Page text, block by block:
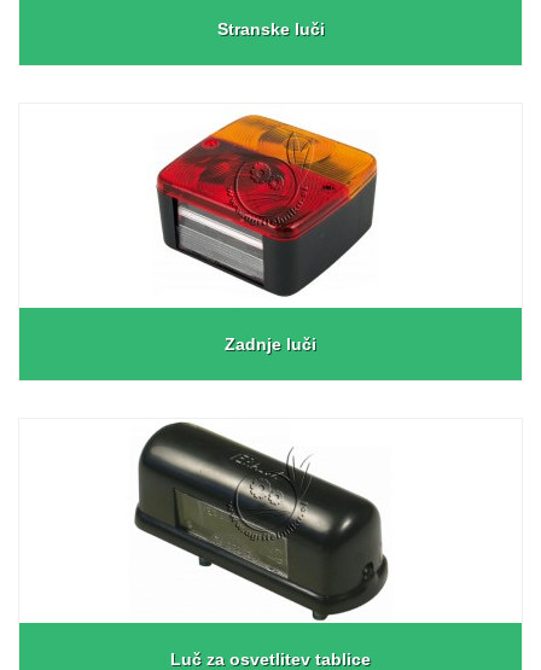
Stranske luči
Zadnje luči
Luč za osvetlitev tablice